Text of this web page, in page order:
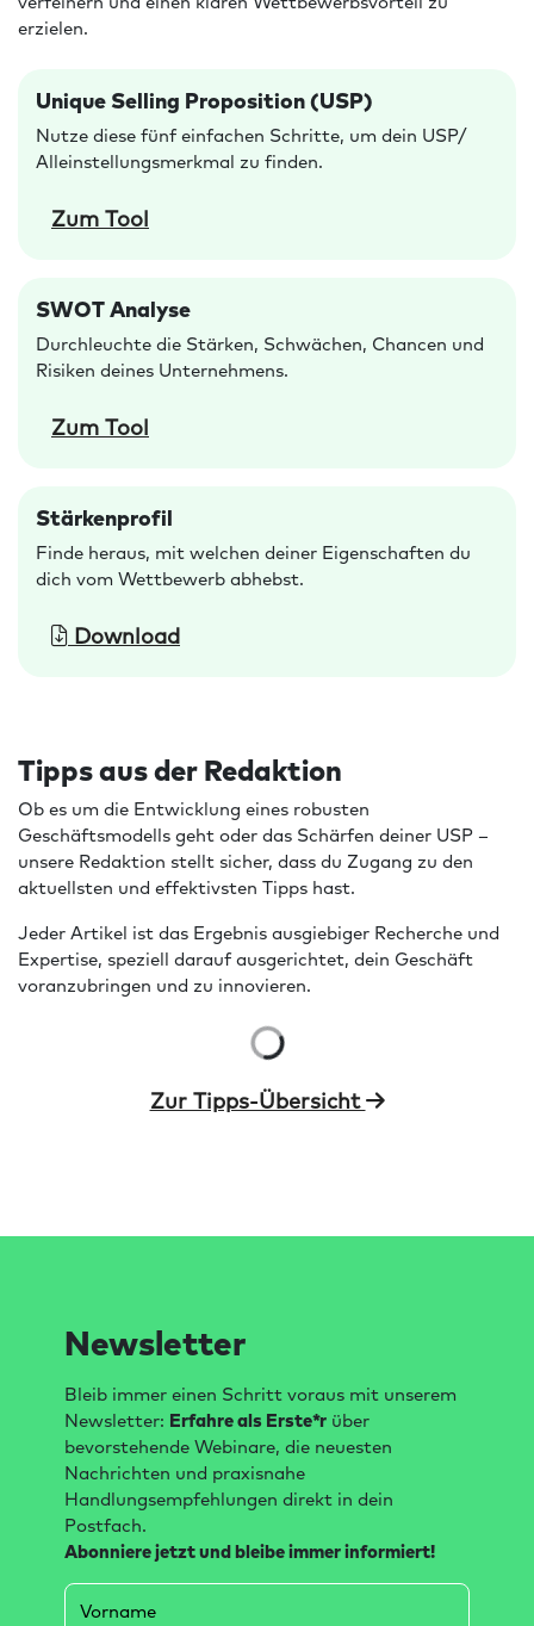
erzielen.
Unique Selling Proposition (USP)
Nutze diese fünf einfachen Schritte, um dein USP/
Alleinstellungsmerkmal zu finden.
Zum Tool
SWOT Analyse
Durchleuchte die Stärken, Schwächen, Chancen und
Risiken deines Unternehmens.
Zum Tool
Stärkenprofil
Finde heraus, mit welchen deiner Eigenschaften du
dich vom Wettbewerb abhebst.
Download
Tipps aus der Redaktion
Ob es um die Entwicklung eines robusten
Geschäftsmodells geht oder das Schärfen deiner USP –
unsere Redaktion stellt sicher, dass du Zugang zu den
aktuellsten und effektivsten Tipps hast.
Jeder Artikel ist das Ergebnis ausgiebiger Recherche und
Expertise, speziell darauf ausgerichtet, dein Geschäft
voranzubringen und zu innovieren.
Zur Tipps-Übersicht
Newsletter
Bleib immer einen Schritt voraus mit unserem
Newsletter: Erfahre als Erste*r über
bevorstehende Webinare, die neuesten
Nachrichten und praxisnahe
Handlungsempfehlungen direkt in dein
Postfach.
Abonniere jetzt und bleibe immer informiert!